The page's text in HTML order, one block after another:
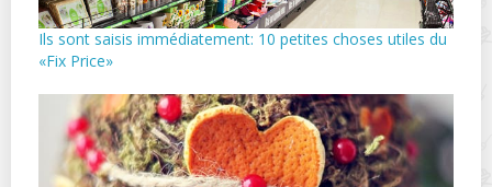
Ils sont saisis immédiatement: 10 petites choses utiles du
«Fix Price»